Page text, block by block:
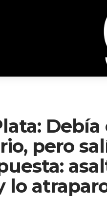
pero
lo